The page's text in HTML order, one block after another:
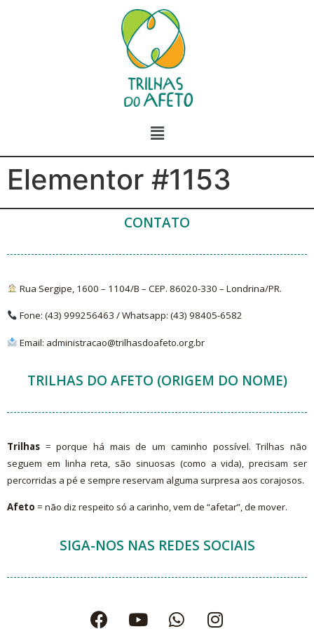
Elementor #1153
CONTATO
Rua Sergipe, 1600 – 1104/B – CEP. 86020-330 – Londrina/PR.
Fone: (43) 999256463 /Whatsapp: (43)98405-6582
Email: administracao@trilhasdoafeto.org.br
TRILHAS DO AFETO (ORIGEM DO NOME)
Trilhas = porque há mais de um caminho possível. Trilhas não
seguem em linha reta, são sinuosas (como a vida), precisam ser
percorridas a pé e sempre reservam alguma surpresa aos corajosos.
Afeto = não diz respeito só a carinho, vem de “afetar”, de mover.
SIGA-NOS NAS REDES SOCIAIS